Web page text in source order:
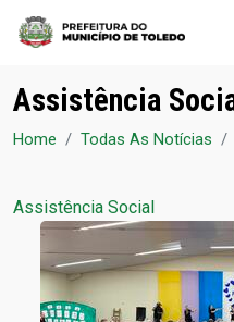
Assistência
Home Todas As Notícias
Assistência Social